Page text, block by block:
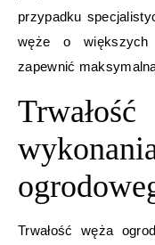
przypadku
węże o większych
zapewnić
Trwałość węża